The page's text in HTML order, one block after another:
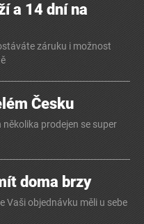
a 14 dní na
záruku i možnost
Česku
prodejen se super
doma brzy
Vaši objednávku měli u sebe